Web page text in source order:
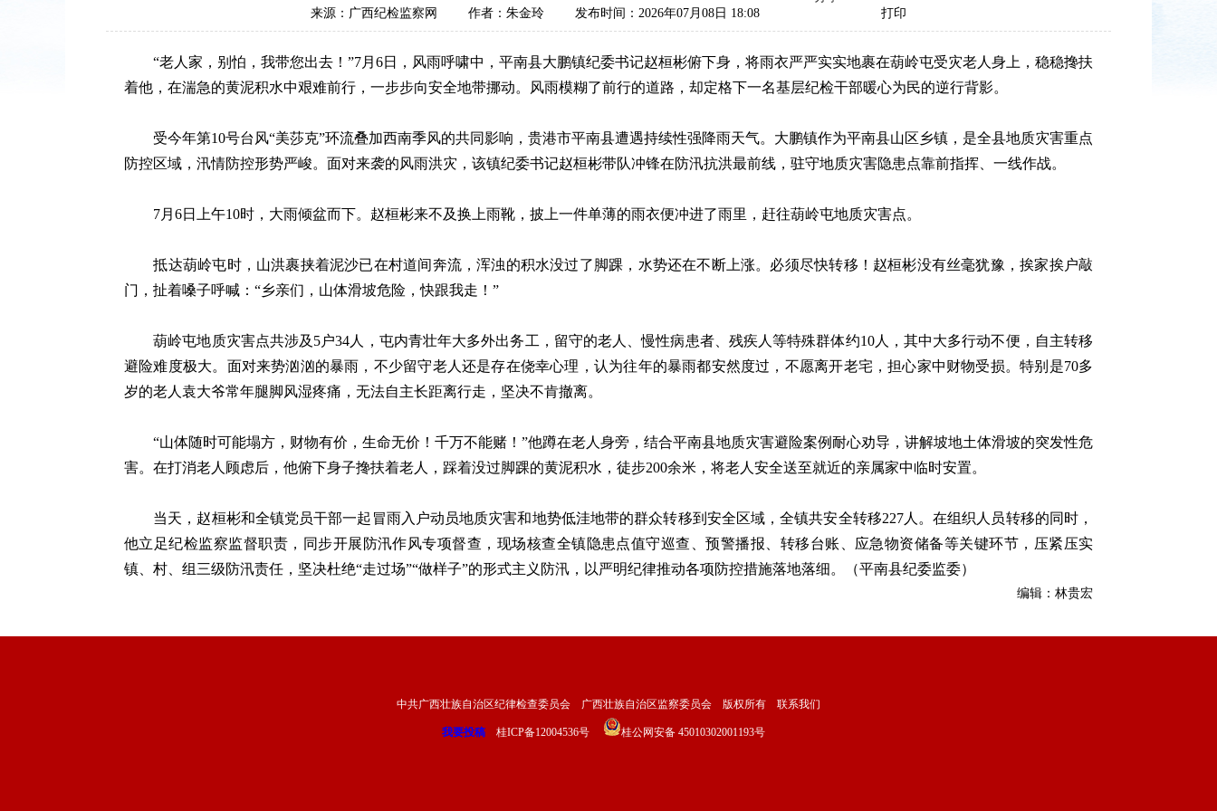
来源：广西纪检监察网 作者：朱金玲 发布时间：2026年07月08日 18:08
打印
“老人家，别怕，我带您出去！”7月6日，风雨呼啸中，平南县大鹏镇纪委书记赵桓彬俯下身，将雨衣严严实实地裹在葫岭屯受灾老人身上，稳稳搀扶
着他，在湍急的黄泥积水中艰难前行，一步步向安全地带挪动。风雨模糊了前行的道路，却定格下一名基层纪检干部暖心为民的逆行背影。
受今年第10号台风“美莎克”环流叠加西南季风的共同影响，贵港市平南县遭遇持续性强降雨天气。大鹏镇作为平南县山区乡镇，是全县地质灾害重点
防控区域，汛情防控形势严峻。面对来袭的风雨洪灾，该镇纪委书记赵桓彬带队冲锋在防汛抗洪最前线，驻守地质灾害隐患点靠前指挥、一线作战。
7月6日上午10时，大雨倾盆而下。赵桓彬来不及换上雨靴，披上一件单薄的雨衣便冲进了雨里，赶往葫岭屯地质灾害点。
抵达葫岭屯时，山洪裹挟着泥沙已在村道间奔流，浑浊的积水没过了脚踝，水势还在不断上涨。必须尽快转移！赵桓彬没有丝毫犹豫，挨家挨户敲
门，扯着嗓子呼喊：“乡亲们，山体滑坡危险，快跟我走！”
葫岭屯地质灾害点共涉及5户34人，屯内青壮年大多外出务工，留守的老人、慢性病患者、残疾人等特殊群体约10人，其中大多行动不便，自主转移
避险难度极大。面对来势汹汹的暴雨，不少留守老人还是存在侥幸心理，认为往年的暴雨都安然度过，不愿离开老宅，担心家中财物受损。特别是70多
岁的老人袁大爷常年腿脚风湿疼痛，无法自主长距离行走，坚决不肯撤离。
“山体随时可能塌方，财物有价，生命无价！千万不能赌！”他蹲在老人身旁，结合平南县地质灾害避险案例耐心劝导，讲解坡地土体滑坡的突发性危
害。在打消老人顾虑后，他俯下身子搀扶着老人，踩着没过脚踝的黄泥积水，徒步200余米，将老人安全送至就近的亲属家中临时安置。
当天，赵桓彬和全镇党员干部一起冒雨入户动员地质灾害和地势低洼地带的群众转移到安全区域，全镇共安全转移227人。在组织人员转移的同时，
他立足纪检监察监督职责，同步开展防汛作风专项督查，现场核查全镇隐患点值守巡查、预警播报、转移台账、应急物资储备等关键环节，压紧压实
镇、村、组三级防汛责任，坚决杜绝“走过场”“做样子”的形式主义防汛，以严明纪律推动各项防控措施落地落细。（平南县纪委监委）
编辑：林贵宏
中共广西壮族自治区纪律检查委员会 广西壮族自治区监察委员会 版权所有 联系我们
我要投稿 桂ICP备12004536号 桂公网安备 45010302001193号